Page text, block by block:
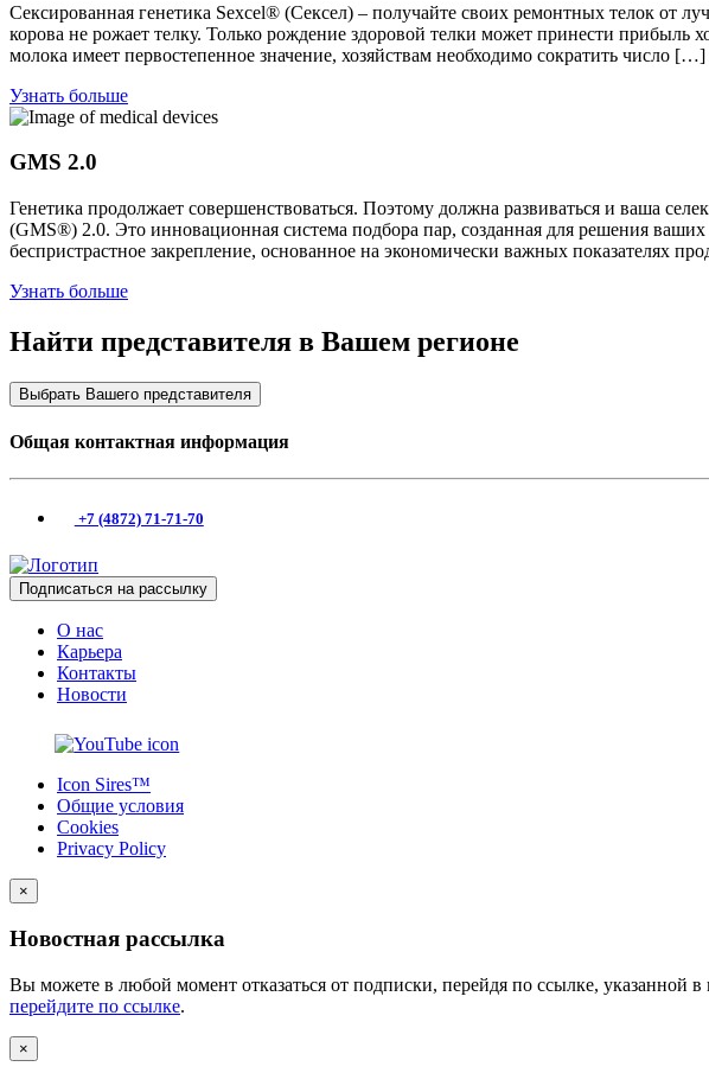
Сексированная генетика Sexcel® (Сексел) – получайте своих ремонтных телок от
корова не рожает телку. Только рождение здоровой телки может принести прибыль
молока имеет первостепенное значение, хозяйствам необходимо сократить число […]
Узнать больше
GMS 2.0
Генетика продолжает совершенствоваться. Поэтому должна развиваться и ваша
(GMS®) 2.0. Это инновационная система подбора пар, созданная для решения
беспристрастное закрепление, основанное на экономически важных показателях
Узнать больше
Найти представителя в Вашем регионе
Выбрать Вашего представителя
Общая контактная информация
+7 (4872) 71-71-70
Подписаться на рассылку
О нас
Карьера
Контакты
Новости
Icon Sires™
Общие условия
Cookies
Privacy Policy
×
Новостная рассылка
Вы можете в любой момент отказаться от подписки, перейдя по ссылке,
перейдите по ссылке.
×